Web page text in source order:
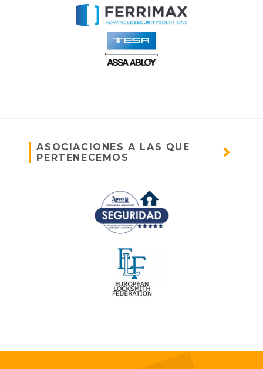
ASOCIACIONES A LAS QUE
PERTENECEMOS